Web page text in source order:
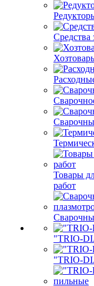
Товары
работ
"TRIO-
"TRIO-